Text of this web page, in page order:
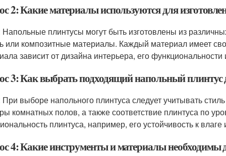
2: Какие материалы используются для
Напольные плинтусы могут быть изготовлены из
или композитные материалы. Каждый материал имеет
зависит от дизайна интерьера, его
3: Как выбрать подходящий напольный плинтус
При выборе напольного плинтуса следует учитывать
комнатных полов, а также соответствие плинтуса по
плинтуса, например, его устойчивость к
4: Какие инструменты и материалы необходимы